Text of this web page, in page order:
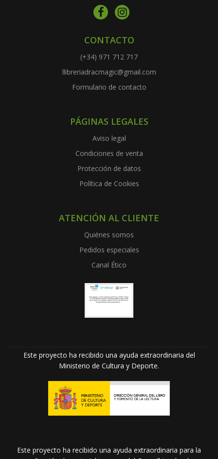
CONTACTO
(+34) 971 712 717
llibreriadracmagic@gmail.com
Formulario de contacto
PÁGINAS LEGALES
Aviso legal
Condiciones de venta
Protección de datos
Política de Cookies
ATENCIÓN AL CLIENTE
Quiénes somos
Pedidos especiales
Canal Ético
Este proyecto ha recibido una ayuda extraordinaria del
Ministerio de Cultura y Deporte.
Este proyecto ha recibido una ayuda extraordinaria para la